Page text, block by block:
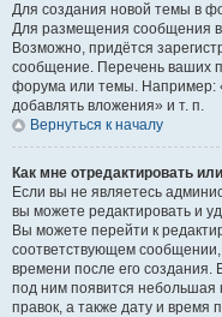
Для создания новой темы в
Для размещения сообщения в
Возможно, придётся
сообщение. Перечень ваших
форума или темы. Например:
добавлять вложения» и т. п.
Вернуться к началу
Как мне отредактировать
Если вы не являетесь
вы можете редактировать и
Вы можете перейти к
соответствующем сообщении,
времени после его создания.
под ним появится небольшая
правок, а также дату и время